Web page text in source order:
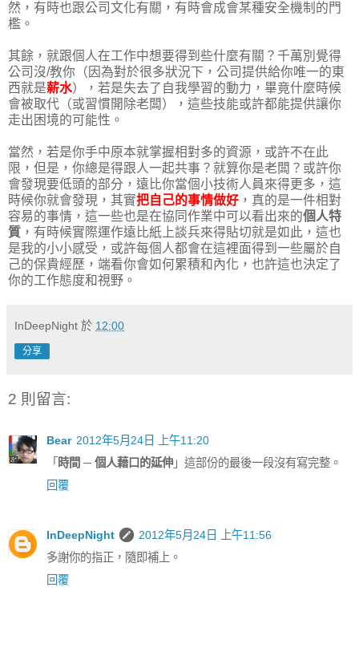
然，有時也跟公司文化有關，有時會成會某種安全機制的門
檻。
其餘，就跟個人在工作中想要得到些什麼有關？千萬別覺得
公司沒/教你（因為對於很多狀況下，公司提供給你唯一的東
西就是薪水），若是失去了自我學習的動力，畢竟什麼時候
會被取代（或習慣開除老闆），這些技能或許都能提供讓你
走出困境的可能性。
當然，若是你手中原本就掌握相對多的資源，或許不在此
限，但是，你總是得跟人一起共事？就算你是老闆？或許你
會發現要低頭的部分，遠比你當個小技術人員來得更多，這
時候你就會發現，其實把自己的事情做好 ，真的是一件相對
容易的事情，這一些也是在協同作業中可以看出來的個人特
質 ，有時候實際運作遠比紙上談兵來得貼切就是如此，這也
是我的小小感受，或許每個人都會在這裡面得到一些屬於自
己的保貴經歷，端看你會如何累積和內化，也許這也決定了
你的工作態度和視野。
InDeepNight 於 12:00
分享
2 則留言:
Bear 2012年5月24日 上午11:20
「 時間 ─ 個人藉口的延伸 」這部份的最後一段沒有寫完整。
回覆
InDeepNight
2012年5月24日 上午11:56
多謝你的指正，隨即補上。
回覆